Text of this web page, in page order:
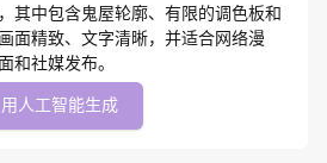
其中包含鬼屋轮廓、有限的调色板和
面精致、文字清晰，并适合网络漫
和社媒发布。
用人工智能生成